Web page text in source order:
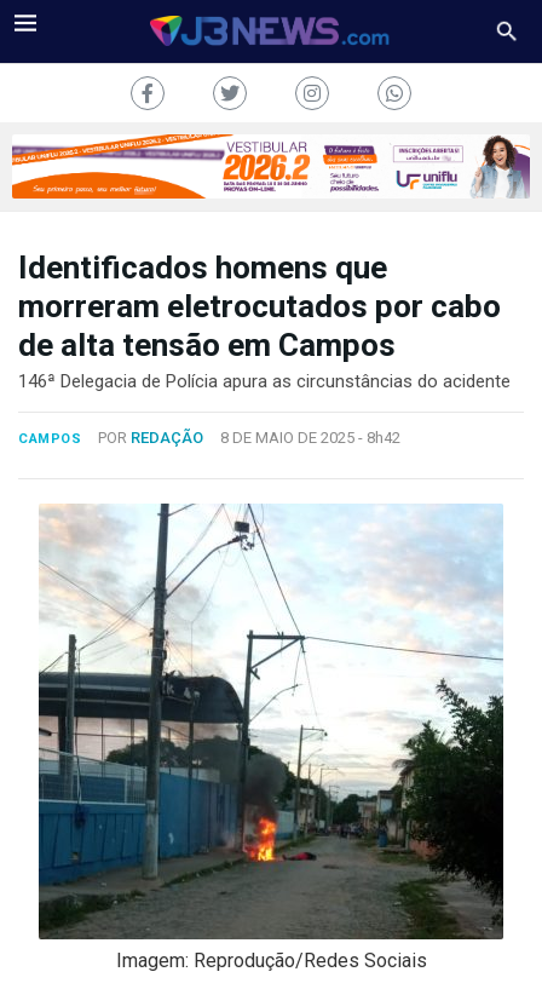
COLUNAS
FALE
Copyright
2024
Desenvolvido
Hesea
Tecnologia
Sistemas
Identificados homens que
morreram eletrocutados por cabo
de alta tensão em Campos
146ª Delegacia de Polícia apura as circunstâncias do acidente
CAMPOS POR REDAÇÃO 8 DE MAIO DE 2025 - 8h42
Imagem: Reprodução/Redes Sociais